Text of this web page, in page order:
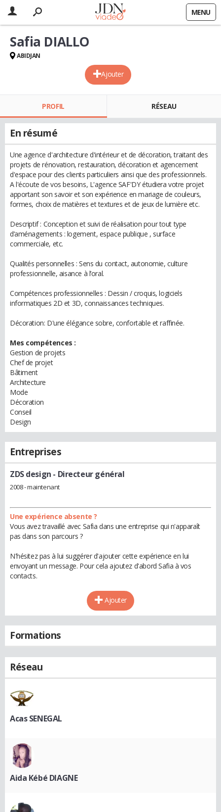
MENU
Ajouter
Safia DIALLO
ABIDJAN
PROFIL RÉSEAU
En résumé
Une agence d'architecture d'intérieur et de décoration, traitant des
projets de rénovation, restauration, décoration et agencement
d'espace pour des clients particuliers ainsi que des professionnels.
A l'écoute de vos besoins, L'agence SAF'DY étudiera votre projet
apportant son savoir et son expérience en mariage de couleurs,
formes, choix de matières et textures et de jeux de lumière etc.
Descriptif : Conception et suivi de réalisation pour tout type
d’aménagements : logement, espace publique , surface
commerciale, etc.
Qualités personnelles : Sens du contact, autonomie, culture
professionnelle, aisance à l’oral.
Compétences professionnelles : Dessin / croquis, logiciels
informatiques 2D et 3D, connaissances techniques.
Décoration: D'une élégance sobre, confortable et raffinée.
Mes compétences :
Gestion de projets
Chef de projet
Bâtiment
Architecture
Mode
Décoration
Conseil
Design
Entreprises
ZDS design - Directeur général
2008 - maintenant
Une expérience absente ?
Vous avez travaillé avec Safia dans une entreprise qui n'apparaît
pas dans son parcours ?
N'hésitez pas à lui suggérer d'ajouter cette expérience en lui
envoyant un message. Pour cela ajoutez d'abord Safia à vos
contacts.
Ajouter
Formations
Réseau
Acas SENEGAL
Aida Kébé DIAGNE